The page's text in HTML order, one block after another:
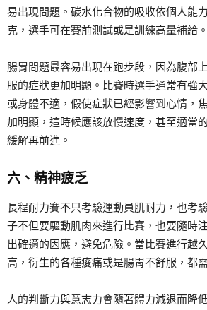
易出現問題。碳水化合物的吸收依個人能
克，選手可在賽前測試或是訓練高量補給。
腸胃問題最容易出現在跑步段，因為腹部
服的症狀更加明顯。比賽時選手通常有強
或身體不適，假使症狀已經影響到心情，
加明顯，這時候應該放慢速度，甚至適當
緩解再前進。
六、精神疲乏
長程耐力賽不只考驗運動員肌耐力，也考
子不但要驅動肌肉來進行比賽，也要隨時
出確適的因應，避免危險。當比賽進行越
高，衍生的各種痠痛或是腸胃不舒服，都
人的判斷力與意志力會隨著體力減退而降